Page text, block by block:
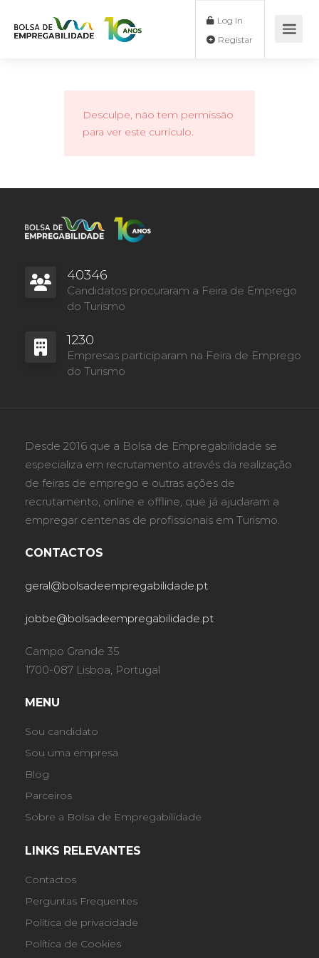
Log In
Desculpe, não tem permissão
para ver este currículo.
40346
Candidatos procuraram a Feira de Emprego
do Turismo
1230
Empresas participaram na Feira de Emprego
do Turismo
Desde 2016 que a Bolsa de Empregabilidade se
especializa em recrutamento através da realização
de feiras de emprego e outras ações de
recrutamento, online e offline, que já ajudaram a
empregar centenas de profissionais em Turismo.
CONTACTOS
geral@bolsadeempregabilidade.pt
jobbe@bolsadeempregabilidade.pt
Campo Grande 35
1700-087 Lisboa, Portugal
MENU
Sou candidato
Sou uma empresa
Blog
Parceiros
Sobre a Bolsa de Empregabilidade
LINKS RELEVANTES
Contactos
Perguntas Frequentes
Política de privacidade
Política de Cookies